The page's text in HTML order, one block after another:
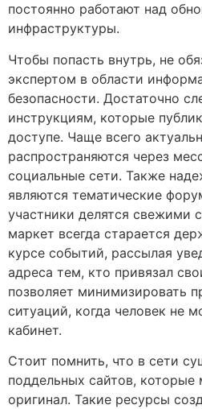
постоянно работают над
инфраструктуры.
Чтобы попасть внутрь, не
экспертом в области
безопасности. Достаточно
инструкциям, которые
доступе. Чаще всего
распространяются через
социальные сети. Также
являются тематические
участники делятся свежими
маркет всегда старается
курсе событий, рассылая
адреса тем, кто привязал
позволяет минимизировать
ситуаций, когда человек не
кабинет.
Стоит помнить, что в сети
поддельных сайтов,
оригинал. Такие ресурсы